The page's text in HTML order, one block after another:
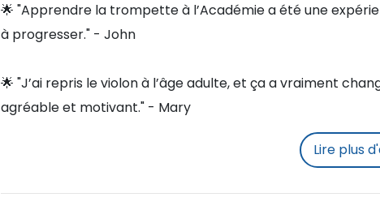
🌟 "Apprendre la trompette à l’Académie a été une
à progresser." - John
🌟 "J’ai repris le violon à l’âge adulte, et ça a vraiment
agréable et motivant." - Mary
Lire plus